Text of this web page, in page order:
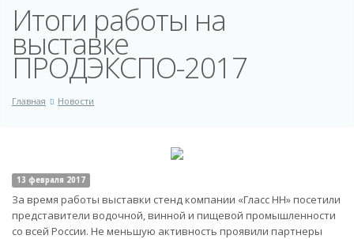
Итоги работы на
выставке
ПРОДЭКСПО-2017
Главная Новости
13 февраля 2017
За время работы выставки стенд компании «Гласс НН» посетили
представители водочной, винной и пищевой промышленности
со всей России. Не меньшую активность проявили партнеры